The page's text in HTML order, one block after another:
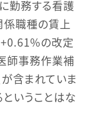
勤務する看護
係職種の賃上
の改定
師事務作業補
含まれていま
ということはな